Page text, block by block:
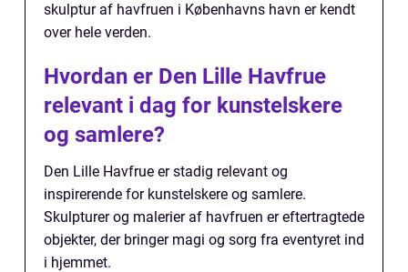
skulptur af havfruen i Københavns havn er kendt
over hele verden.
Hvordan er Den Lille Havfrue
relevant i dag for kunstelskere
og samlere?
Den Lille Havfrue er stadig relevant og
inspirerende for kunstelskere og samlere.
Skulpturer og malerier af havfruen er eftertragtede
objekter, der bringer magi og sorg fra eventyret ind
i hjemmet.